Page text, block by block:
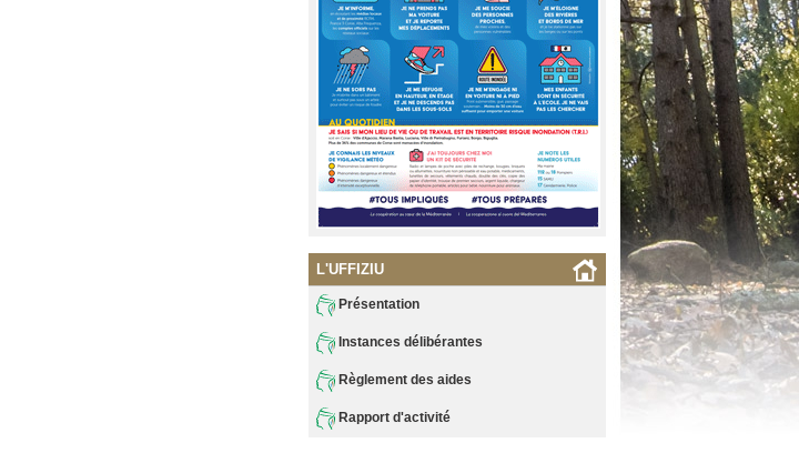
L'UFFIZIU
Présentation
Instances délibérantes
Règlement des aides
Rapport d'activité